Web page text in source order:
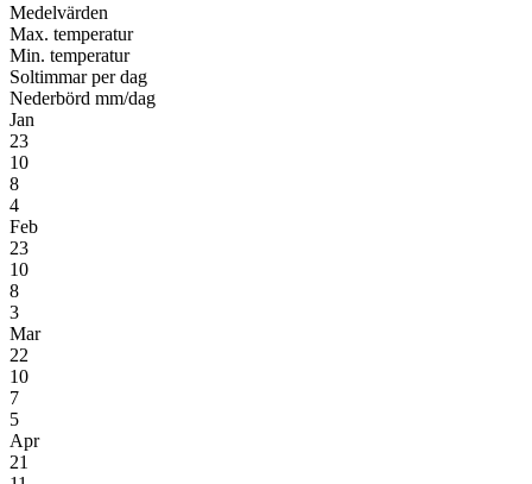
Medel­värden
Max. temperatur
Min. temperatur
Soltimmar per dag
Nederbörd mm/dag
Jan
23
10
8
4
Feb
23
10
8
3
Mar
22
10
7
5
Apr
21